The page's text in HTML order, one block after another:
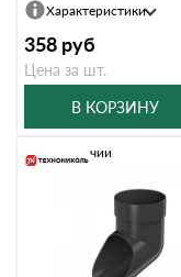
Характеристики
358 руб
Цена за шт.
В КОРЗИНУ
В наличии